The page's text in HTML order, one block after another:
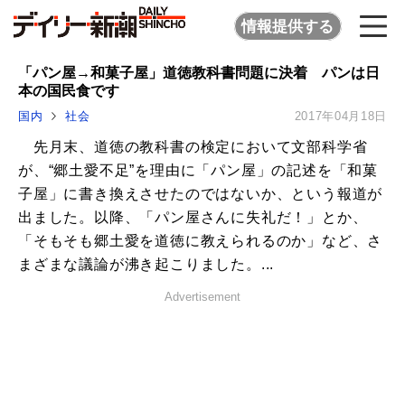
情報提供する
「パン屋→和菓子屋」道徳教科書問題に決着 パンは日
本の国民食です
国内 社会 2017年04月18日
先月末、道徳の教科書の検定において文部科学省
が、“郷土愛不足”を理由に「パン屋」の記述を「和菓
子屋」に書き換えさせたのではないか、という報道が
出ました。以降、「パン屋さんに失礼だ！」とか、
「そもそも郷土愛を道徳に教えられるのか」など、さ
まざまな議論が沸き起こりました。...
Advertisement